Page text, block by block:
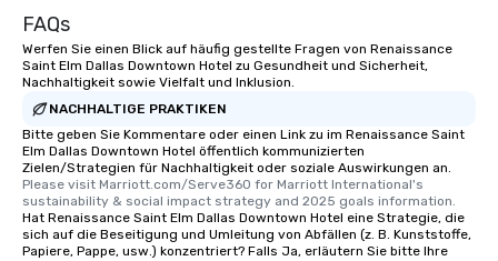
which can be an
those Instagram
as well as an event
for groups that desire
experience, we can
an evening helicopter
glittering lights of The
FAQs
Werfen Sie einen Blick auf häufig gestellte Fragen von Renaissance
Saint Elm Dallas Downtown Hotel zu Gesundheit und Sicherheit,
Nachhaltigkeit sowie Vielfalt und Inklusion.
NACHHALTIGE PRAKTIKEN
Bitte geben Sie Kommentare oder einen Link zu im Renaissance Saint
Elm Dallas Downtown Hotel öffentlich kommunizierten
Zielen/Strategien für Nachhaltigkeit oder soziale Auswirkungen an.
Please visit Marriott.com/Serve360 for Marriott International's
sustainability & social impact strategy and 2025 goals information.
Hat Renaissance Saint Elm Dallas Downtown Hotel eine Strategie, die
sich auf die Beseitigung und Umleitung von Abfällen (z. B. Kunststoffe,
Papiere, Pappe, usw.) konzentriert? Falls Ja, erläutern Sie bitte Ihre